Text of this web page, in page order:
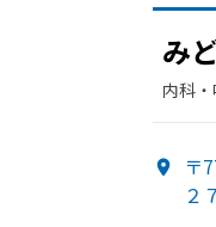
み
内科
〒
２